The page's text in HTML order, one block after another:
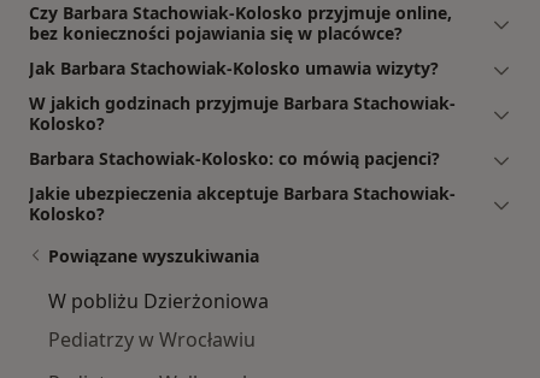
Czy Barbara Stachowiak-Kolosko przyjmuje online,
bez konieczności pojawiania się w placówce?
Jak Barbara Stachowiak-Kolosko umawia wizyty?
W jakich godzinach przyjmuje Barbara Stachowiak-
Kolosko?
Barbara Stachowiak-Kolosko: co mówią pacjenci?
Jakie ubezpieczenia akceptuje Barbara Stachowiak-
Kolosko?
Powiązane wyszukiwania
W pobliżu Dzierżoniowa
Pediatrzy w Wrocławiu